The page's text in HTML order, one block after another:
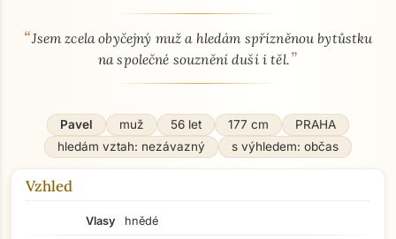
O mně - seznamka profil
“Jsem zcela obyčejný muž a hledám spřízněnou bytůstku
na společné souznění duší i těl.”
Pavel muž 56 let 177 cm
PRAHA
hledám vztah: nezávazný
s výhledem: občas
Vzhled
Vlasy
hnědé